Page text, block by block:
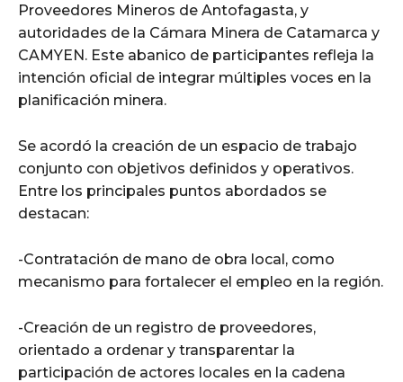
Proveedores Mineros de Antofagasta, y
autoridades de la Cámara Minera de Catamarca y
CAMYEN. Este abanico de participantes refleja la
intención oficial de integrar múltiples voces en la
planificación minera.
Se acordó la creación de un espacio de trabajo
conjunto con objetivos definidos y operativos.
Entre los principales puntos abordados se
destacan:
-Contratación de mano de obra local, como
mecanismo para fortalecer el empleo en la región.
-Creación de un registro de proveedores,
orientado a ordenar y transparentar la
participación de actores locales en la cadena